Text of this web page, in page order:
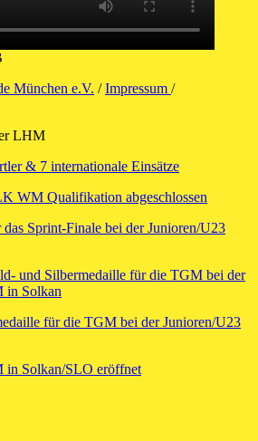
München e.V. /Impressum /
& 7 internationale Einsätze
WM Qualifikation abgeschlossen
Sprint-Finale bei der Junioren/U23
und Silbermedaille für die TGM bei der
in Solkan
für die TGM bei der Junioren/U23
in Solkan/SLO eröffnet